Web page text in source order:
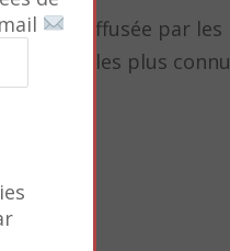
diffusée par les
artistes les plus